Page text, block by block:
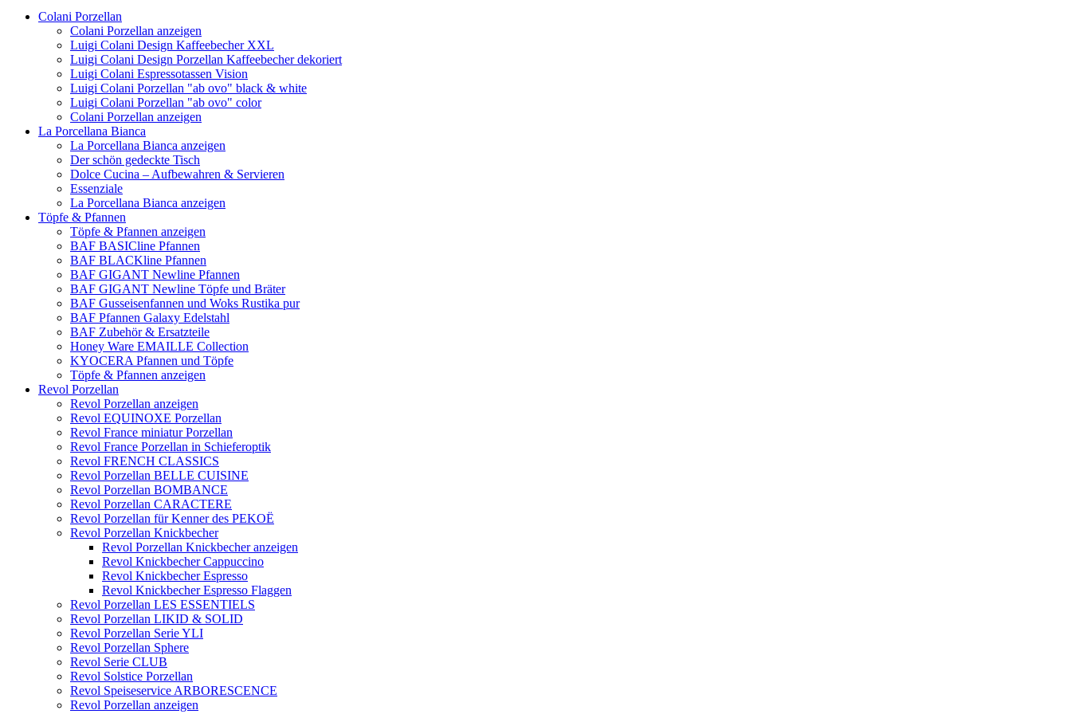
Colani Porzellan
Colani Porzellan anzeigen
Luigi Colani Design Kaffeebecher XXL
Luigi Colani Design Porzellan Kaffeebecher dekoriert
Luigi Colani Espressotassen Vision
Luigi Colani Porzellan "ab ovo" black & white
Luigi Colani Porzellan "ab ovo" color
Colani Porzellan anzeigen
La Porcellana Bianca
La Porcellana Bianca anzeigen
Der schön gedeckte Tisch
Dolce Cucina – Aufbewahren & Servieren
Essenziale
La Porcellana Bianca anzeigen
Töpfe & Pfannen
Töpfe & Pfannen anzeigen
BAF BASICline Pfannen
BAF BLACKline Pfannen
BAF GIGANT Newline Pfannen
BAF GIGANT Newline Töpfe und Bräter
BAF Gusseisenfannen und Woks Rustika pur
BAF Pfannen Galaxy Edelstahl
BAF Zubehör & Ersatzteile
Honey Ware EMAILLE Collection
KYOCERA Pfannen und Töpfe
Töpfe & Pfannen anzeigen
Revol Porzellan
Revol Porzellan anzeigen
Revol EQUINOXE Porzellan
Revol France miniatur Porzellan
Revol France Porzellan in Schieferoptik
Revol FRENCH CLASSICS
Revol Porzellan BELLE CUISINE
Revol Porzellan BOMBANCE
Revol Porzellan CARACTERE
Revol Porzellan für Kenner des PEKOË
Revol Porzellan Knickbecher
Revol Porzellan Knickbecher anzeigen
Revol Knickbecher Cappuccino
Revol Knickbecher Espresso
Revol Knickbecher Espresso Flaggen
Revol Porzellan LES ESSENTIELS
Revol Porzellan LIKID & SOLID
Revol Porzellan Serie YLI
Revol Porzellan Sphere
Revol Serie CLUB
Revol Solstice Porzellan
Revol Speiseservice ARBORESCENCE
Revol Porzellan anzeigen